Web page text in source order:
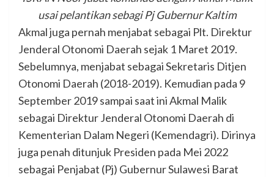
usai pelantikan sebagi Pj Gubernur Kaltim
Akmal juga pernah menjabat sebagai Plt. Direktur
Jenderal Otonomi Daerah sejak 1 Maret 2019.
Sebelumnya, menjabat sebagai Sekretaris Ditjen
Otonomi Daerah (2018-2019). Kemudian pada 9
September 2019 sampai saat ini Akmal Malik
sebagai Direktur Jenderal Otonomi Daerah di
Kementerian Dalam Negeri (Kemendagri). Dirinya
juga penah ditunjuk Presiden pada Mei 2022
sebagai Penjabat (Pj) Gubernur Sulawesi Barat